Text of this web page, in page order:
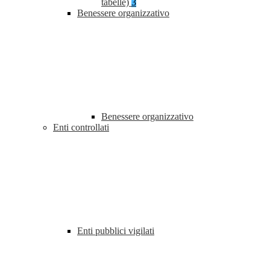
tabelle) 3
Benessere organizzativo
Benessere organizzativo
Enti controllati
Enti pubblici vigilati